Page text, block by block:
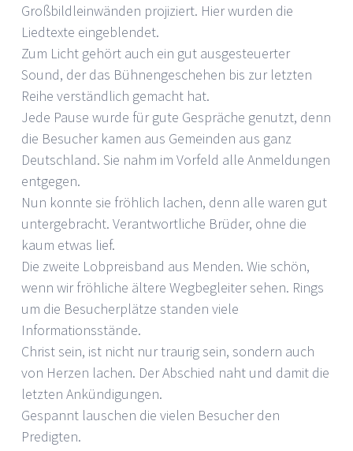
Großbildleinwänden projiziert. Hier wurden die
Liedtexte eingeblendet.
Zum Licht gehört auch ein gut ausgesteuerter
Sound, der das Bühnengeschehen bis zur letzten
Reihe verständlich gemacht hat.
Jede Pause wurde für gute Gespräche genutzt, denn
die Besucher kamen aus Gemeinden aus ganz
Deutschland. Sie nahm im Vorfeld alle Anmeldungen
entgegen.
Nun konnte sie fröhlich lachen, denn alle waren gut
untergebracht. Verantwortliche Brüder, ohne die
kaum etwas lief.
Die zweite Lobpreisband aus Menden. Wie schön,
wenn wir fröhliche ältere Wegbegleiter sehen. Rings
um die Besucherplätze standen viele
Informationsstände.
Christ sein, ist nicht nur traurig sein, sondern auch
von Herzen lachen. Der Abschied naht und damit die
letzten Ankündigungen.
Gespannt lauschen die vielen Besucher den
Predigten.